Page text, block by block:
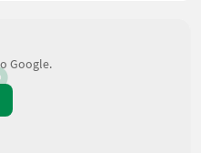
Google.